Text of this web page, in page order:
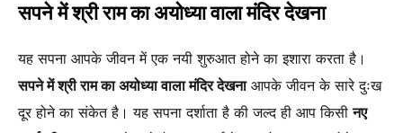
सपने में श्री राम का अयोध्या वाला मंदिर देखना
यह सपना आपके जीवन में एक नयी शुरुआत होने का इशारा करता है।
सपने में श्री राम का अयोध्या वाला मंदिर देखनाआपके जीवन के सारे दुःख
दूर होने का संकेत है। यह सपना दर्शाता है की जल्द ही आप किसीनए